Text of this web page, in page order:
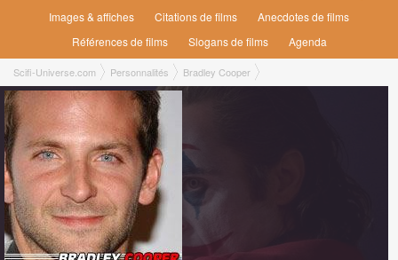
Images & affiches
Citations de films
Anecdotes de films
Références de films
Slogans de films Agenda
Scifi-Universe.com Personnalités Bradley Cooper